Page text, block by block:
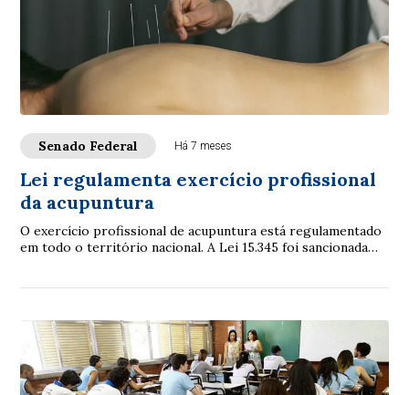
Senado Federal Há 7 meses
Lei regulamenta exercício profissional
da acupuntura
O exercício profissional de acupuntura está regulamentado
em todo o território nacional. A Lei 15.345 foi sancionada